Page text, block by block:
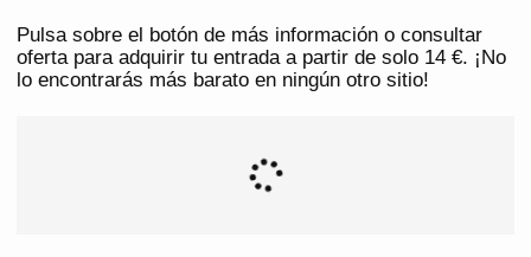
Pulsa sobre el botón de más información o consultar
oferta para adquirir tu entrada a partir de solo 14 €. ¡No
lo encontrarás más barato en ningún otro sitio!